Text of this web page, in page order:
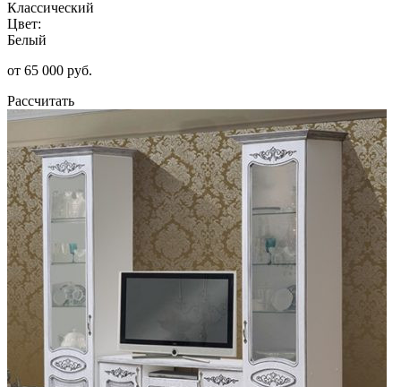
Классический
Цвет:
Белый
от 65 000 руб.
Рассчитать